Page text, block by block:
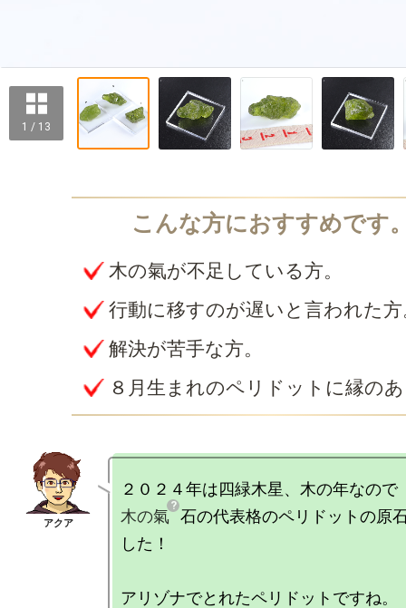
1 / 13
木の氣が不足している方。
行動に移すのが遅いと言われた方
解決が苦手な方。
８月生まれのペリドットに縁の
木の氣 石の代表格のペリドットの原
した！
アリゾナでとれたペリドットですね。